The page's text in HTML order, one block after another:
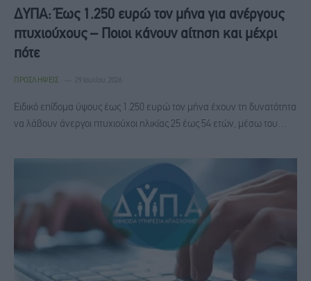
ΔΥΠΑ: Έως 1.250 ευρώ τον μήνα για ανέργους
πτυχιούχους – Ποιοι κάνουν αίτηση και μέχρι
πότε
ΠΡΟΣΛΉΨΕΙΣ 29 Ιουλίου, 2026
Ειδικό επίδομα ύψους έως 1.250 ευρώ τον μήνα έχουν τη δυνατότητα
να λάβουν άνεργοι πτυχιούχοι ηλικίας 25 έως 54 ετών, μέσω του…